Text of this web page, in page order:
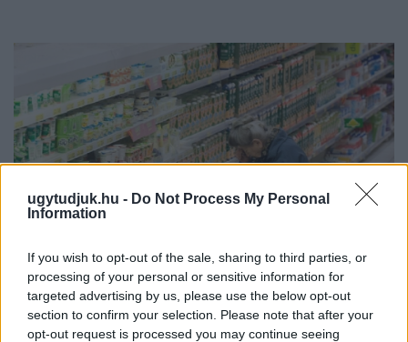
ugytudjuk.hu - Do Not Process My Personal
Information
If you wish to opt-out of the sale, sharing to third parties, or
processing of your personal or sensitive information for
targeted advertising by us, please use the below opt-out
section to confirm your selection. Please note that after your
opt-out request is processed you may continue seeing
ÖRÖMHÍR: TÍZ ÉVE NEM VOLT ILYEN ALACSONY AZ
INFLÁCIÓ MAGYARORSZÁGON